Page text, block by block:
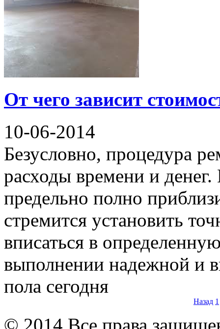
От чего зависит
10-06-2014
Безусловно, процедура
расходы времени и
предельно полно
стремится установить
вписаться в
выполнении надежной и
пола сегодня
Назад 1